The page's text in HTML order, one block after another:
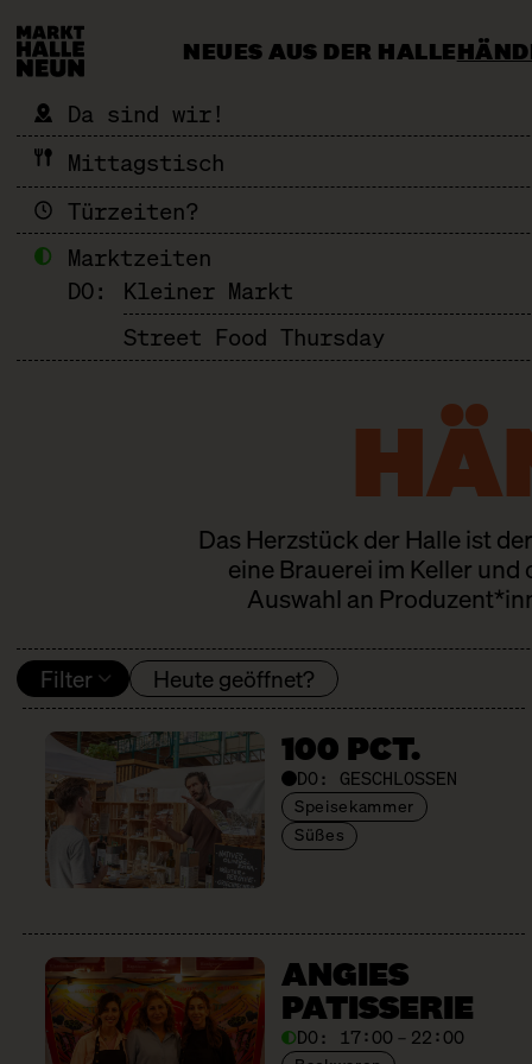
NEUES AUS DER HALLE
Da sind wir!
Mittagstisch
Türzeiten?
Marktzeiten
DO:
Kleiner Markt
Street Food Thursday
Das Herzstück der Halle ist
eine Brauerei im Keller
Auswahl an
Filter Heute geöffnet?
100 PCT.
DO: GESCHLOSSEN
Speisekammer
Süßes
ANGIES
PATISSERIE
DO: 17:00 – 22:00